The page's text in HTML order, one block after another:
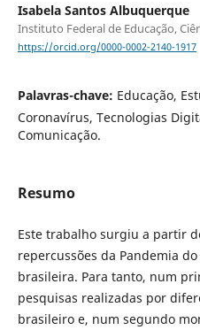
Isabela Santos Albuquerque
Instituto Federal de Educação,
https://orcid.org/0000-0002-2140-1917
Palavras-chave: Educação,
Coronavírus, Tecnologias
Comunicação.
Resumo
Este trabalho surgiu a partir
repercussões da Pandemia
brasileira. Para tanto, num
pesquisas realizadas por
brasileiro e, num segundo